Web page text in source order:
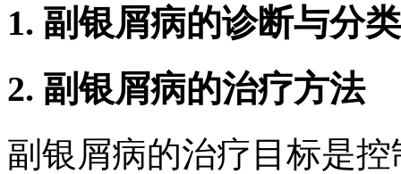
1. 副银屑病的诊断与分类
2. 副银屑病的治疗方法
副银屑病的治疗目标是